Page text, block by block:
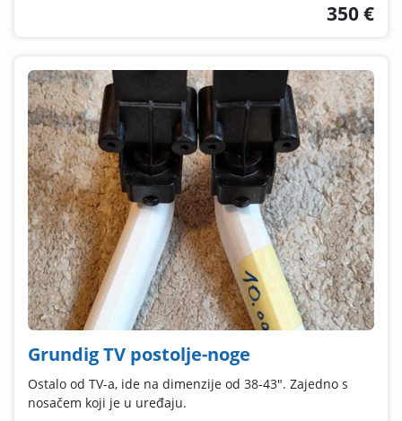
350 €
Grundig TV postolje-noge
Ostalo od TV-a, ide na dimenzije od 38-43". Zajedno s
nosačem koji je u uređaju.